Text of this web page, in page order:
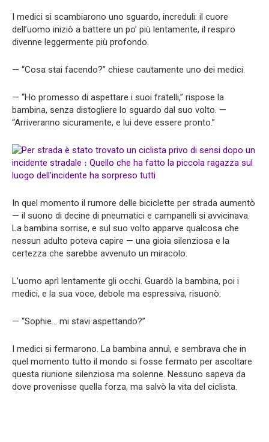
I medici si scambiarono uno sguardo, increduli: il cuore
dell’uomo iniziò a battere un po’ più lentamente, il respiro
divenne leggermente più profondo.
— “Cosa stai facendo?” chiese cautamente uno dei medici.
— “Ho promesso di aspettare i suoi fratelli,” rispose la
bambina, senza distogliere lo sguardo dal suo volto. —
“Arriveranno sicuramente, e lui deve essere pronto.”
In quel momento il rumore delle biciclette per strada aumentò
— il suono di decine di pneumatici e campanelli si avvicinava.
La bambina sorrise, e sul suo volto apparve qualcosa che
nessun adulto poteva capire — una gioia silenziosa e la
certezza che sarebbe avvenuto un miracolo.
L’uomo aprì lentamente gli occhi. Guardò la bambina, poi i
medici, e la sua voce, debole ma espressiva, risuonò:
— “Sophie… mi stavi aspettando?”
I medici si fermarono. La bambina annuì, e sembrava che in
quel momento tutto il mondo si fosse fermato per ascoltare
questa riunione silenziosa ma solenne. Nessuno sapeva da
dove provenisse quella forza, ma salvò la vita del ciclista.